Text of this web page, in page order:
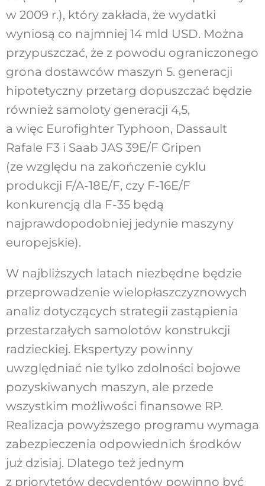
w 2009 r.), który zakłada, że wydatki
wyniosą co najmniej 14 mld USD. Można
przypuszczać, że z powodu ograniczonego
grona dostawców maszyn 5. generacji
hipotetyczny przetarg dopuszczać będzie
również samoloty generacji 4,5,
a więc Eurofighter Typhoon, Dassault
Rafale F3 i Saab JAS 39E/F Gripen
(ze względu na zakończenie cyklu
produkcji F/A-18E/F, czy F-16E/F
konkurencją dla F-35 będą
najprawdopodobniej jedynie maszyny
europejskie).
W najbliższych latach niezbędne będzie
przeprowadzenie wielopłaszczyznowych
analiz dotyczących strategii zastąpienia
przestarzałych samolotów konstrukcji
radzieckiej. Ekspertyzy powinny
uwzględniać nie tylko zdolności bojowe
pozyskiwanych maszyn, ale przede
wszystkim możliwości finansowe RP.
Realizacja powyższego programu wymaga
zabezpieczenia odpowiednich środków
już dzisiaj. Dlatego też jednym
z priorytetów decydentów powinno być